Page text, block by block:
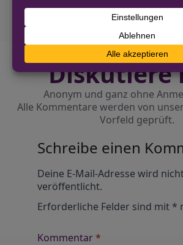
Diskutiere
Anonym und ganz ohne
Alle Kommentare werden von
Vorfeld geprüft.
Schreibe einen
Deine E-Mail-Adresse wird
veröffentlicht.
Erforderliche Felder sind mit *
Kommentar*